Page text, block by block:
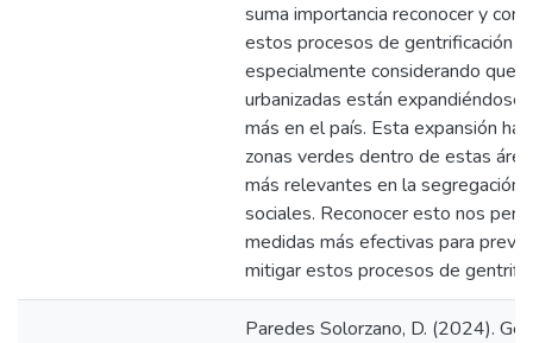
suma importancia reconocer y
estos procesos de gentrificación
especialmente considerando que
urbanizadas están expandiéndose
más en el país. Esta expansión
zonas verdes dentro de estas
más relevantes en la segregación
sociales. Reconocer esto nos
medidas más efectivas para
mitigar estos procesos de
Paredes Solorzano, D. (2024).